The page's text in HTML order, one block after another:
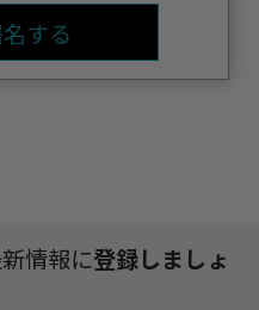
する
情報に登録しましょ